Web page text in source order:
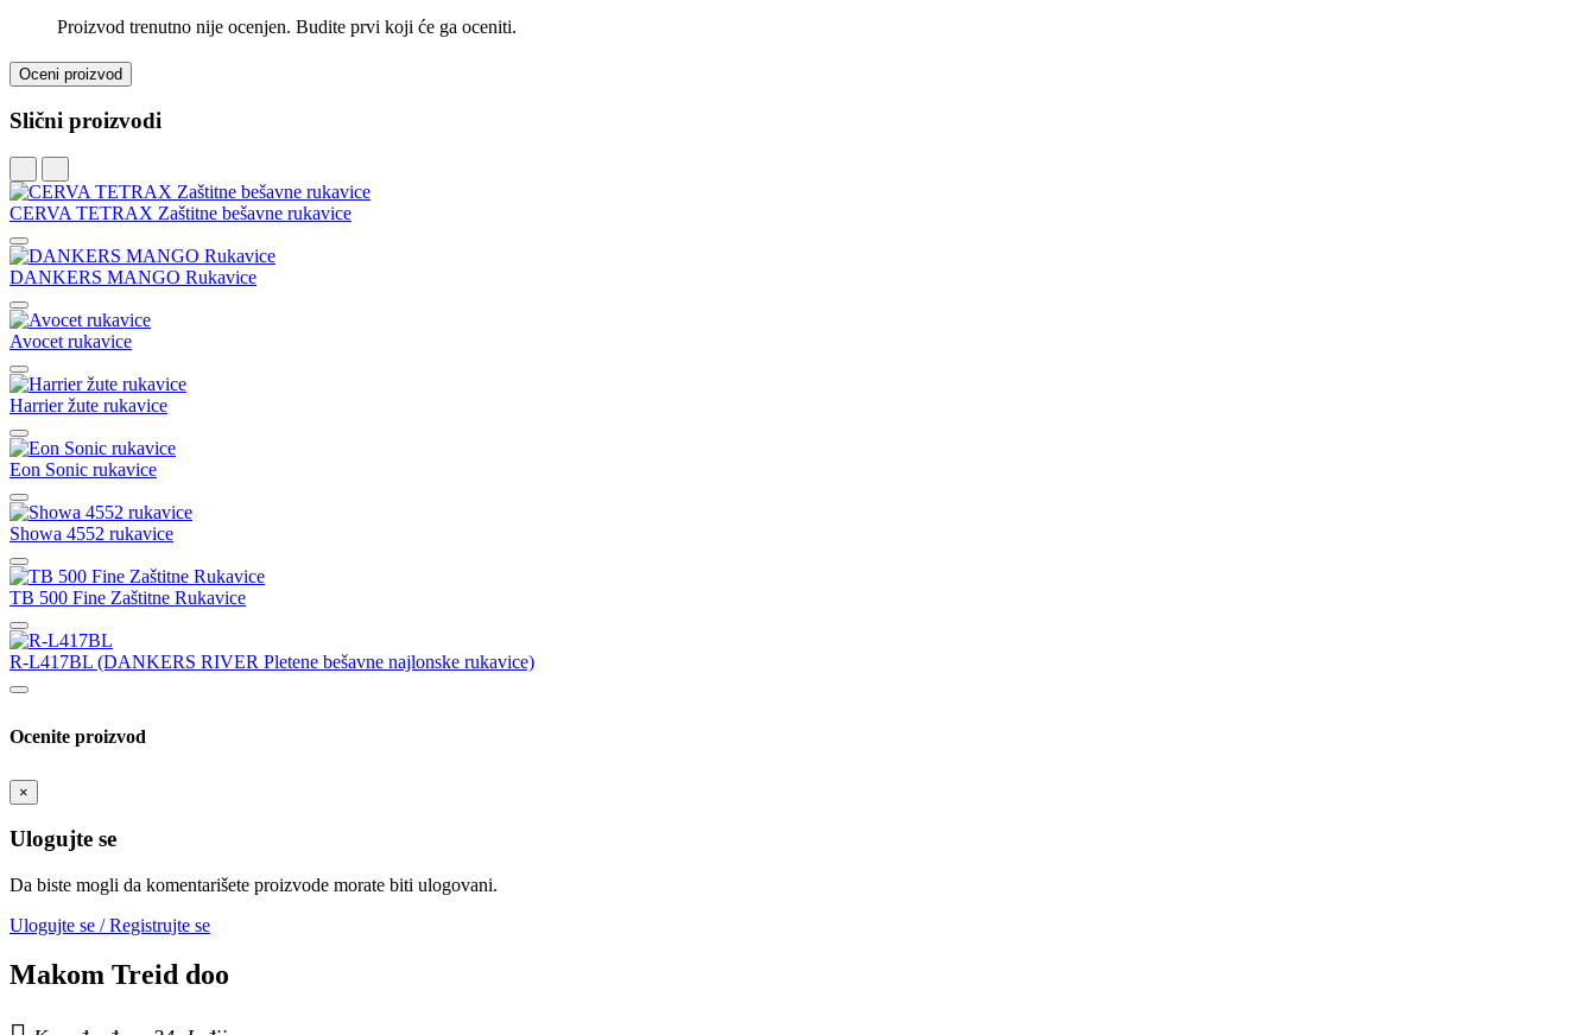
Proizvod trenutno nije ocenjen. Budite prvi koji će ga oceniti.
Oceni proizvod
Slični proizvodi
CERVA TETRAX Zaštitne bešavne rukavice
DANKERS MANGO Rukavice
Avocet rukavice
Harrier žute rukavice
Eon Sonic rukavice
Showa 4552 rukavice
TB 500 Fine Zaštitne Rukavice
R-L417BL (DANKERS RIVER Pletene bešavne najlonske rukavice)
Ocenite proizvod
×
Ulogujte se
Da biste mogli da komentarišete proizvode morate biti ulogovani.
Ulogujte se / Registrujte se
Makom Treid doo